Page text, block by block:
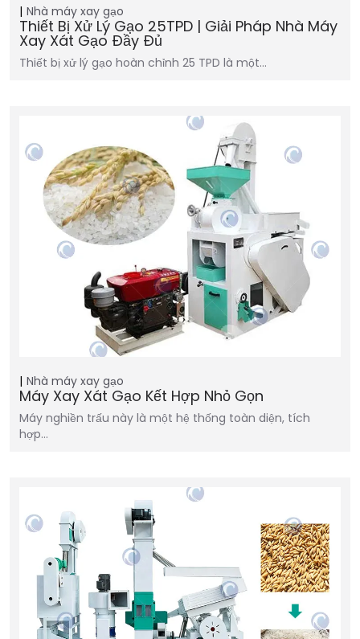
Nhà máy xay gạo
Thiết Bị Xử Lý Gạo 25TPD | Giải Pháp Nhà Máy
Xay Xát Gạo Đầy Đủ
Thiết bị xử lý gạo hoàn chỉnh 25 TPD là một…
Nhà máy xay gạo
Máy Xay Xát Gạo Kết Hợp Nhỏ Gọn
Máy nghiền trấu này là một hệ thống toàn diện, tích
hợp…